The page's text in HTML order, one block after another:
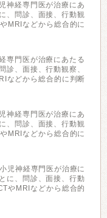
神経専門医が治療にあ
、問診、面接、行動観
MRIなどから総合的に
専門医が治療にあたる
診、面接、行動観察、
などから総合的に判断
神経専門医が治療にあ
、問診、面接、行動観
MRIなどから総合的に
児神経専門医が治療に
に、問診、面接、行動
やMRIなどから総合的